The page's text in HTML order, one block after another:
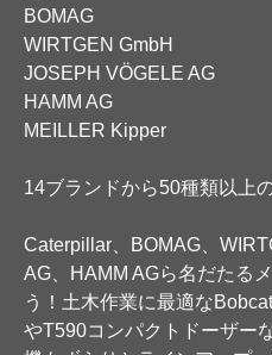
BOMAG
WIRTGEN GmbH
JOSEPH VÖGELE AG
HAMM AG
MEILLER Kipper
14ブランドから50種類以上
Caterpillar、BOMAG、
AG、HAMM AGら名だたる
う！土木作業に最適な
やT590コンパクトドーザー